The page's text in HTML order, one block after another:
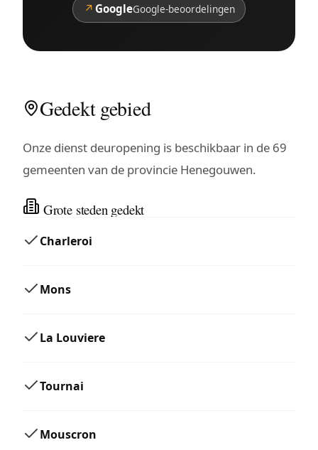
↗ GoogleGoogle-beoordelingen
Gedekt gebied
Onze dienst deuropening is beschikbaar in de 69
gemeenten van de provincie Henegouwen.
Grote steden gedekt
Charleroi
Mons
La Louviere
Tournai
Mouscron